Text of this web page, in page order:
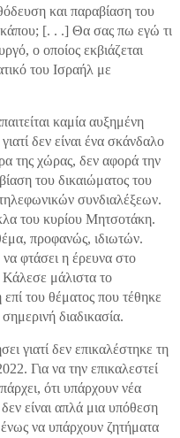
και παραβίαση του
[. . .] Θα σας πω εγώ τι
ο οποίος εκβιάζεται
του Ισραήλ με
καμία αυξημένη
δεν είναι ένα σκάνδαλο
της χώρας, δεν αφορά την
του δικαιώματος του
συνδιαλέξεων.
του κυρίου Μητσοτάκη.
προφανώς, ιδιωτών.
φτάσει η έρευνα στο
Κάλεσε μάλιστα το
του θέματος που τέθηκε
διαδικασία.
γιατί δεν επικαλέστηκε τη
Για να την επικαλεστεί
ότι υπάρχουν νέα
δεν είναι απλά μια υπόθεση
να υπάρχουν ζητήματα